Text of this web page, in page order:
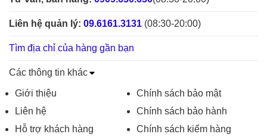
Liên hệ quản lý: 09.6161.3131 (08:30-20:00)
Tìm địa chỉ của hàng gần bạn
Các thông tin khác
Giới thiệu
Liên hệ
Hỗ trợ khách hàng
Chính sách bảo mật
Chính sách bảo hành
Chính sách kiểm hàng